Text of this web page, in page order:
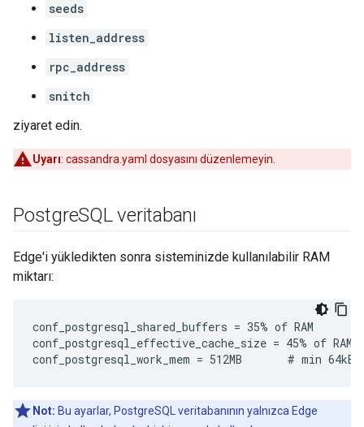
seeds
listen_address
rpc_address
snitch
ziyaret edin.
Uyarı: cassandra.yaml dosyasını düzenlemeyin.
PostgreSQL veritabanı
Edge'i yükledikten sonra sisteminizde kullanılabilir RAM
miktarı:
conf_postgresql_shared_buffers = 35% of RAM      #
conf_postgresql_effective_cache_size = 45% of RAM
conf_postgresql_work_mem = 512MB       # min 64kB
Not: Bu ayarlar, PostgreSQL veritabanının yalnızca Edge